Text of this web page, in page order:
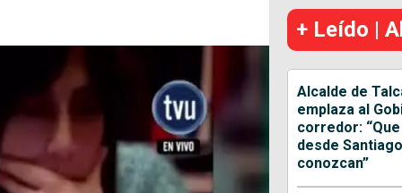
+ Leído |
Alcalde de
emplaza al
corredor:
desde
conozcan”